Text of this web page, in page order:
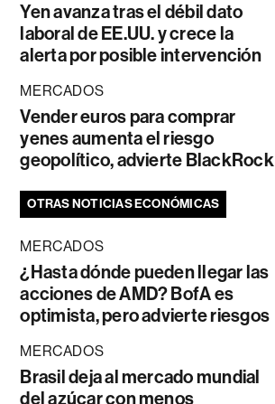
Yen avanza tras el débil dato
laboral de EE.UU. y crece la
alerta por posible intervención
MERCADOS
Vender euros para comprar
yenes aumenta el riesgo
geopolítico, advierte BlackRock
OTRAS NOTICIAS ECONÓMICAS
MERCADOS
¿Hasta dónde pueden llegar las
acciones de AMD? BofA es
optimista, pero advierte riesgos
MERCADOS
Brasil deja al mercado mundial
del azúcar con menos